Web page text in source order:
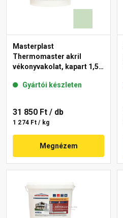
Masterplast
Thermomaster akril
vékonyvakolat, kapart 1,5
Gyártói készleten
31 850 Ft / db
1 274 Ft / kg
Megnézem